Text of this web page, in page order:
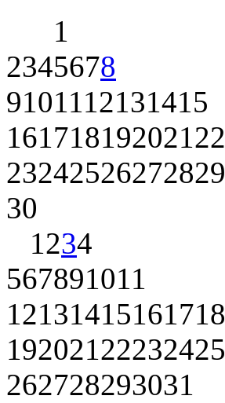
1
2345678
9101112131415
16171819202122
23242526272829
30
1234
567891011
12131415161718
19202122232425
262728293031